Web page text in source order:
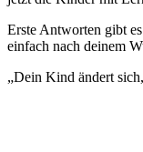
Erste Antworten gibt
einfach nach deinem
„Dein Kind ändert